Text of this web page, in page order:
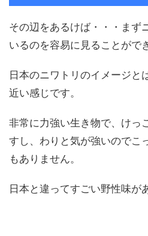
その辺をあるけば・・・まず
いるのを容易に見ることがで
日本のニワトリのイメージと
近い感じです。
非常に力強い生き物で、けっ
すし、わりと気が強いのでこ
もありません。
日本と違ってすごい野性味が